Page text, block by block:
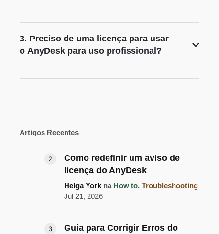
3. Preciso de uma licença para usar
o AnyDesk para uso profissional?
Artigos Recentes
Como redefinir um aviso de
licença do AnyDesk
Helga York na How to, Troubleshooting
Jul 21, 2026
Guia para Corrigir Erros do